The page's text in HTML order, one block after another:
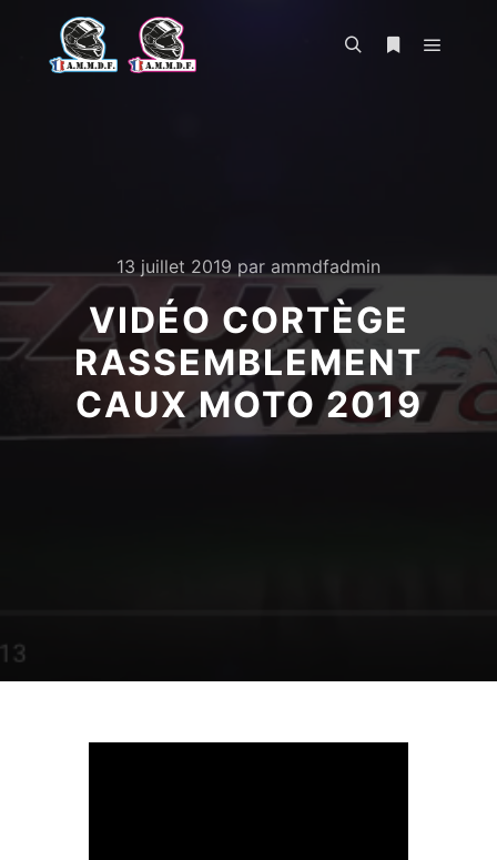
13 juillet 2019 par ammdfadmin
VIDÉO CORTÈGE
RASSEMBLEMENT
CAUX MOTO 2019